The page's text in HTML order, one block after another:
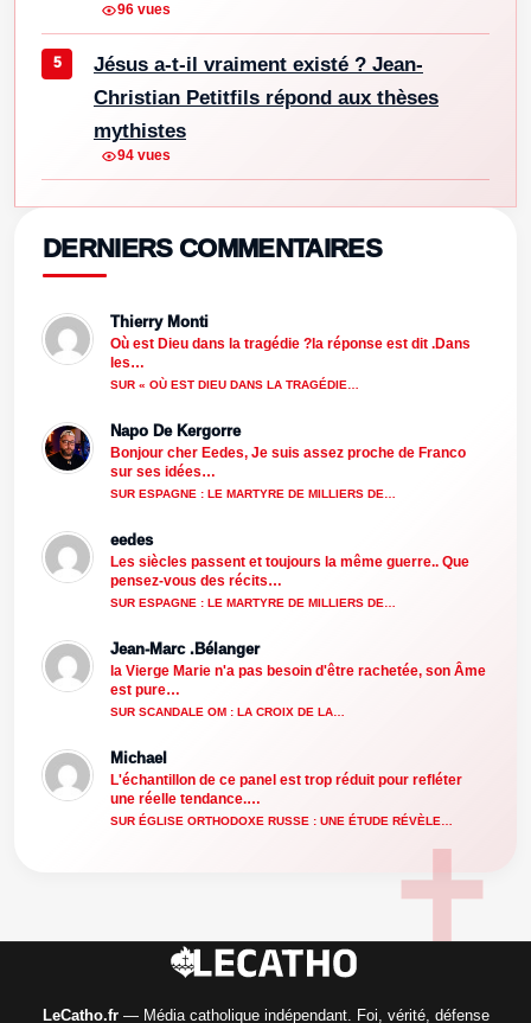
96 vues
Jésus a-t-il vraiment existé ? Jean-
Christian Petitfils répond aux thèses
mythistes
94 vues
DERNIERS COMMENTAIRES
Thierry Monti
Où est Dieu dans la tragédie ?la réponse est dit .Dans
les…
SUR « OÙ EST DIEU DANS LA TRAGÉDIE…
Napo De Kergorre
Bonjour cher Eedes, Je suis assez proche de Franco
sur ses idées…
SUR ESPAGNE : LE MARTYRE DE MILLIERS DE…
eedes
Les siècles passent et toujours la même guerre.. Que
pensez-vous des récits…
SUR ESPAGNE : LE MARTYRE DE MILLIERS DE…
Jean-Marc .Bélanger
la Vierge Marie n'a pas besoin d'être rachetée, son Âme
est pure…
SUR SCANDALE OM : LA CROIX DE LA…
Michael
L'échantillon de ce panel est trop réduit pour refléter
une réelle tendance.…
SUR ÉGLISE ORTHODOXE RUSSE : UNE ÉTUDE RÉVÈLE…
LeCatho.fr— Média catholique indépendant. Foi, vérité, défense